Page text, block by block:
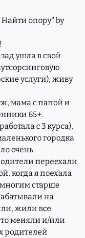
опору" by
ушла в свой
услуги), живу
мама с папой и
65+.
с 3 курса),
городка
очень
переехали
когда я поехала
старше
на
жили все
меняли и/или
родителей